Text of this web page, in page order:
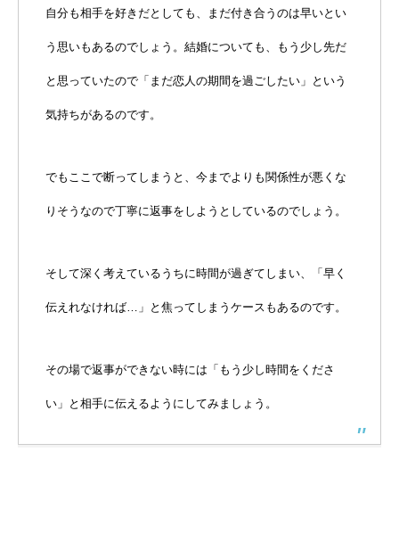
自分も相手を好きだとしても、まだ付き合うのは早いとい
う思いもあるのでしょう。結婚についても、もう少し先だ
と思っていたので「まだ恋人の期間を過ごしたい」という
気持ちがあるのです。
でもここで断ってしまうと、今までよりも関係性が悪くな
りそうなので丁寧に返事をしようとしているのでしょう。
そして深く考えているうちに時間が過ぎてしまい、「早く
伝えれなければ…」と焦ってしまうケースもあるのです。
その場で返事ができない時には「もう少し時間をくださ
い」と相手に伝えるようにしてみましょう。